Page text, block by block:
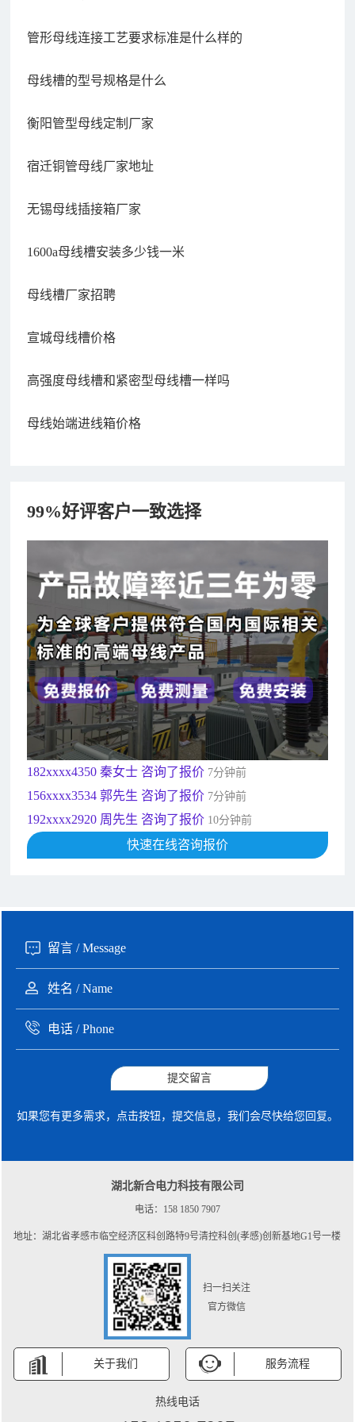
管形母线连接工艺要求标准是什么样的
母线槽的型号规格是什么
衡阳管型母线定制厂家
宿迁铜管母线厂家地址
无锡母线插接箱厂家
1600a母线槽安装多少钱一米
母线槽厂家招聘
宣城母线槽价格
高强度母线槽和紧密型母线槽一样吗
母线始端进线箱价格
99%好评客户一致选择
182xxxx4350 秦女士 咨询了报价 7分钟前
156xxxx3534 郭先生 咨询了报价7分钟前
192xxxx2920 周先生 咨询了报价10分钟前
189xxxx6562 王先生 咨询了报价1秒前
190xxxx3508 徐女士 咨询了报价5秒前
135xxxx6654 张先生 咨询了报价
181xxxx7531 苟先生 咨询了报价5分钟前
182xxxx4350 秦女士 咨询了报价 7分钟前
156xxxx3534 郭先生 咨询了报价 7分钟前
192xxxx2920 周先生 咨询了报价 10分钟前
189xxxx6562 王先生 咨询了报价1秒前
快速在线咨询报价
提交留言
如果您有更多需求，点击按钮，提交信息，我们会尽快给您回复。
湖北新合电力科技有限公司
电话：158 1850 7907
地址：湖北省孝感市临空经济区科创路特9号清控科创(孝感)创新基地G1号一楼
扫一扫关注
官方微信
关于我们 服务流程
热线电话